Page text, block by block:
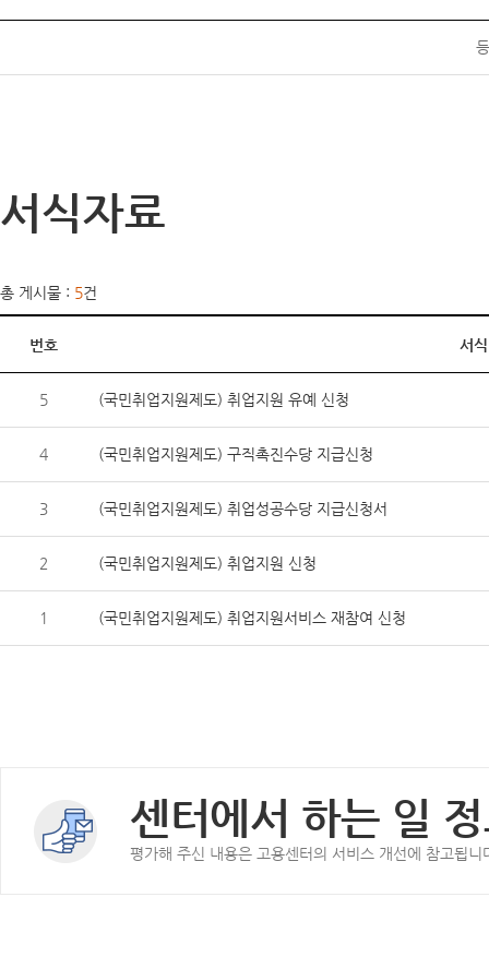
서식자료
총 게시물 : 5건
번호 서
5 (국민취업지원제도) 취업지원 유예 신청
4 (국민취업지원제도) 구직촉진수당 지급신청
3 (국민취업지원제도) 취업성공수당 지급신청서
2 (국민취업지원제도) 취업지원 신청
1 (국민취업지원제도) 취업지원서비스 재참여 신청
센터에서 하는 일
평가해 주신 내용은 고용센터의 서비스 개선에 참고됩니